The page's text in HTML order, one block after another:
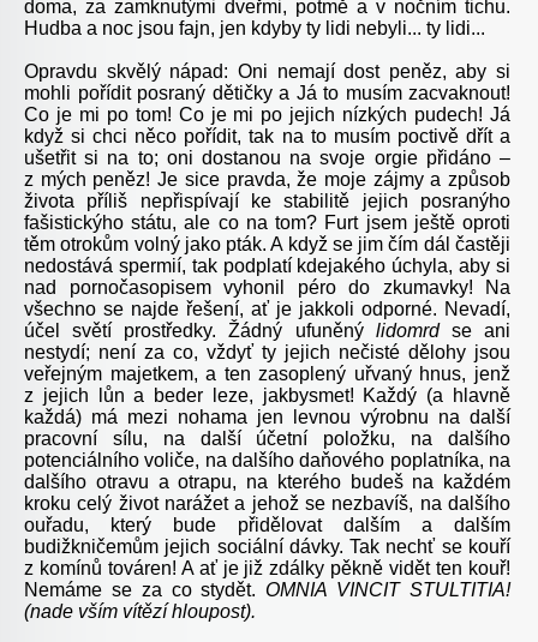
doma, za zamknutými dveřmi, potmě a v nočním tichu.
Hudba a noc jsou fajn, jen kdyby ty lidi nebyli... ty lidi...
Opravdu skvělý nápad: Oni nemají dost peněz, aby si
mohli pořídit posraný dětičky a Já to musím zacvaknout!
Co je mi po tom! Co je mi po jejich nízkých pudech! Já
když si chci něco pořídit, tak na to musím poctivě dřít a
ušetřit si na to; oni dostanou na svoje orgie přidáno –
z mých peněz! Je sice pravda, že moje zájmy a způsob
života příliš nepřispívají ke stabilitě jejich posranýho
fašistickýho státu, ale co na tom? Furt jsem ještě oproti
těm otrokům volný jako pták. A když se jim čím dál častěji
nedostává spermií, tak podplatí kdejakého úchyla, aby si
nad pornočasopisem vyhonil péro do zkumavky! Na
všechno se najde řešení, ať je jakkoli odporné. Nevadí,
účel světí prostředky. Žádný ufuněný lidomrd se ani
nestydí; není za co, vždyť ty jejich nečisté dělohy jsou
veřejným majetkem, a ten zasoplený uřvaný hnus, jenž
z jejich lůn a beder leze, jakbysmet! Každý (a hlavně
každá) má mezi nohama jen levnou výrobnu na další
pracovní sílu, na další účetní položku, na dalšího
potenciálního voliče, na dalšího daňového poplatníka, na
dalšího otravu a otrapu, na kterého budeš na každém
kroku celý život narážet a jehož se nezbavíš, na dalšího
ouřadu, který bude přidělovat dalším a dalším
budižkničemům jejich sociální dávky. Tak nechť se kouří
z komínů továren! A ať je již zdálky pěkně vidět ten kouř!
Nemáme se za co stydět.OMNIA VINCIT STULTITIA!
(nade vším vítězí hloupost).